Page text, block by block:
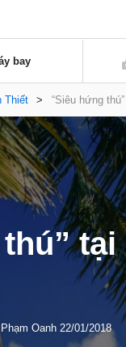
bay
Thiết > “Siêu hứng
Phạm Oanh 22/01/2018